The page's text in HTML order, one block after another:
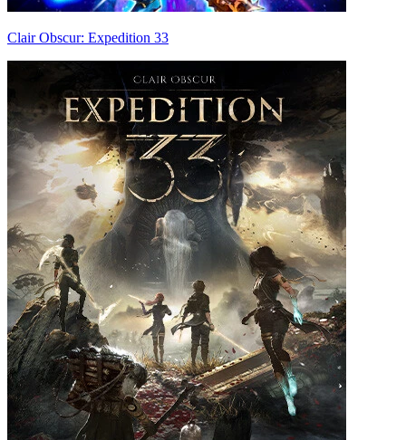
Clair Obscur: Expedition 33